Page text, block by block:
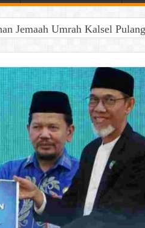
Jemaah Umrah Kalsel